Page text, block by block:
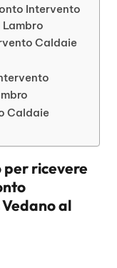
Intervento
Lambro
Caldaie
Caldaie
per ricevere
al